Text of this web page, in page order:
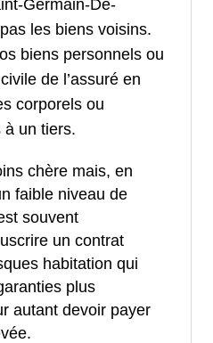
Germain-De-
les biens voisins.
biens personnels ou
de l’assuré en
corporels ou
à un tiers.
chère mais, en
faible niveau de
souvent
un contrat
habitation qui
plus
autant devoir payer